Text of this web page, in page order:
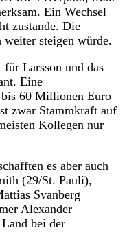
Ein Wechsel
zustande. Die
weiter steigen würde.
Larsson und das
Eine
60 Millionen Euro
zwar Stammkraft auf
Kollegen nur
es aber auch
(29/St. Pauli),
Svanberg
Alexander
bei der